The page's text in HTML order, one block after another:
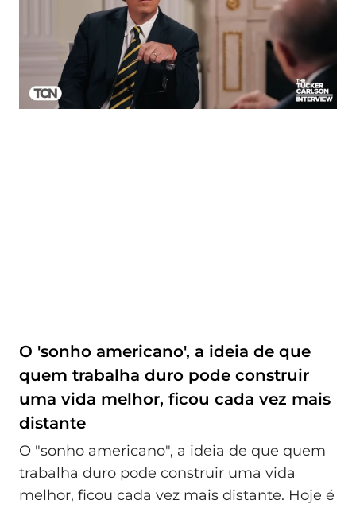
O 'sonho americano', a ideia de que
quem trabalha duro pode construir
uma vida melhor, ficou cada vez mais
distante
O "sonho americano", a ideia de que quem
trabalha duro pode construir uma vida
melhor, ficou cada vez mais distante. Hoje é